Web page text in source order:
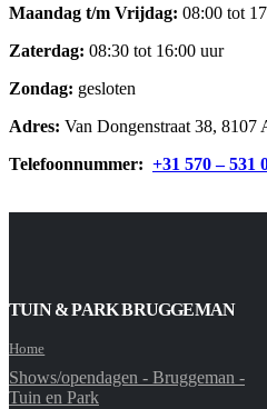
Maandag t/m Vrijdag: 08:00 tot
Zaterdag: 08:30 tot 16:00 uur
Zondag: gesloten
Adres: Van Dongenstraat 38, 8107
Telefoonnummer: +31 570 – 531
TUIN & PARK BRUGGEMAN
Home
Shows/opendagen - Bruggeman -
Tuin en Park